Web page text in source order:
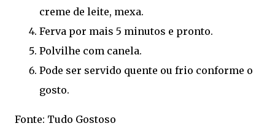
creme de leite, mexa.
Ferva por mais 5 minutos e pronto.
Polvilhe com canela.
Pode ser servido quente ou frio conforme o
gosto.
Fonte: Tudo Gostoso